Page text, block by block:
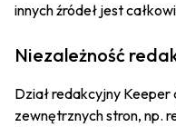
innych źródeł jest
Niezależność
Dział redakcyjny Keeper
zewnętrznych stron, np.